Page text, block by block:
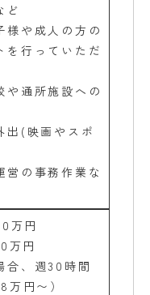
ど
や成人の方の
を行っていただ
通所施設への
(映画やスポ
の事務作業な
万円
万円
合、週30時間
円〜）